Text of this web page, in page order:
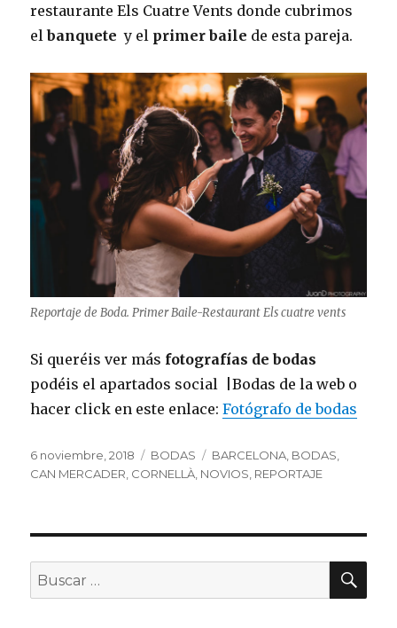
restaurante Els Cuatre Vents donde cubrimos
elbanquete y el primer baile de esta pareja.
Reportaje de Boda. Primer Baile-Restaurant Els cuatre vents
Si queréis ver más fotografías de bodas
podéis el apartados social |Bodas de la web o
hacer click en este enlace:Fotógrafo de bodas
Publicado
el
6 noviembre, 2018 Categorías
BODAS Etiquetas
BARCELONA, BODAS,
CAN MERCADER, CORNELLÀ, NOVIOS, REPORTAJE
Buscar
por: